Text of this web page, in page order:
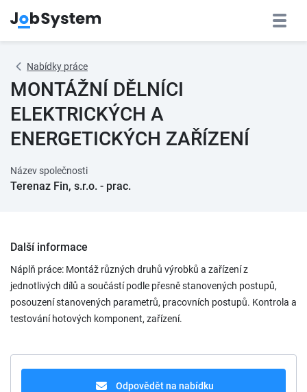
Nabídky práce
MONTÁŽNÍ DĚLNÍCI
ELEKTRICKÝCH A
ENERGETICKÝCH ZAŘÍZENÍ
Název společnosti
Terenaz Fin, s.r.o. - prac.
Další informace
Náplň práce: Montáž různých druhů výrobků a zařízení z
jednotlivých dílů a součástí podle přesně stanovených postupů,
posouzení stanovených parametrů, pracovních postupů. Kontrola a
testování hotových komponent, zařízení.
Odpovědět na nabídku